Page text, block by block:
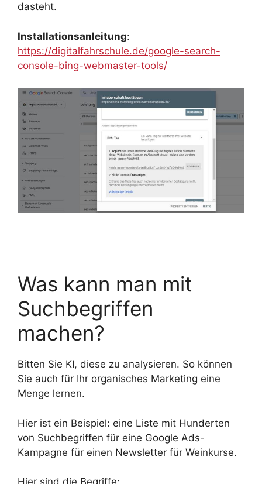
dasteht.
Installationsanleitung:
https://digitalfahrschule.de/google-search-
console-bing-webmaster-tools/
Was kann man mit
Suchbegriffen
machen?
Bitten Sie KI, diese zu analysieren. So können
Sie auch für Ihr organisches Marketing eine
Menge lernen.
Hier ist ein Beispiel: eine Liste mit Hunderten
von Suchbegriffen für eine Google Ads-
Kampagne für einen Newsletter für Weinkurse.